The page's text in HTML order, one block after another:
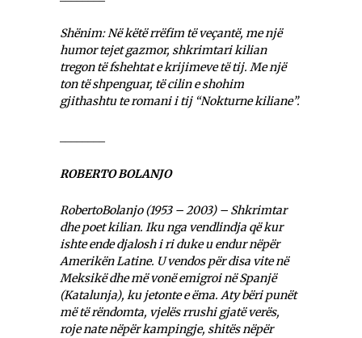
Shënim: Në këtë rrëfim të veçantë, me një
humor tejet gazmor, shkrimtari kilian
tregon të fshehtat e krijimeve të tij. Me një
ton të shpenguar, të cilin e shohim
gjithashtu te romani i tij “Nokturne kiliane”.
ROBERTO BOLANJO
RobertoBolanjo (1953 – 2003) – Shkrimtar
dhe poet kilian. Iku nga vendlindja që kur
ishte ende djalosh i ri duke u endur nëpër
Amerikën Latine. U vendos për disa vite në
Meksikë dhe më vonë emigroi në Spanjë
(Katalunja), ku jetonte e ëma. Aty bëri punët
më të rëndomta, vjelës rrushi gjatë verës,
roje nate nëpër kampingje, shitës nëpër